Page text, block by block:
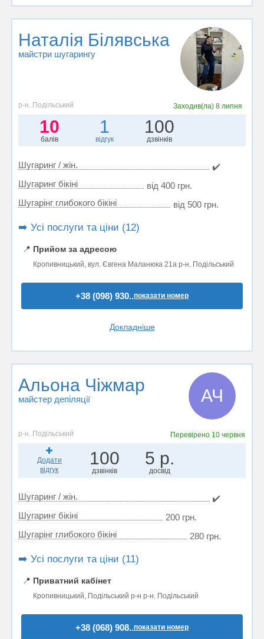
Наталія Білявська
майстри шугарингу
р-н. Подільський Заходив(ла)8 липня
10
балів
1
відгук
100
дзвінків
Шугаринг / жін.
✔️
Шугаринг бікіні
від 400 грн.
Шугарінг глибокого бікіні
від 500 грн.
➡️ Усі послуги та ціни (12)
📍 Прийом за адресою
Кропивницький, вул. Євгена Маланюка 21а р-н. Подільський
+38 (098) 930..показати номер
Докладніше
Альона Чіжмар
майстер депіляції АЧ
р-н. Подільський Перевірено 10 червня
Додати
відгук
100
дзвінків
5 р.
досвід
Шугаринг / жін.
✔️
Шугаринг бікіні
200 грн.
Шугарінг глибокого бікіні
280 грн.
➡️ Усі послуги та ціни (11)
📍 Приватний кабінет
Кропивницький, Подільський р-н р-н. Подільський
+38 (068) 908..показати номер